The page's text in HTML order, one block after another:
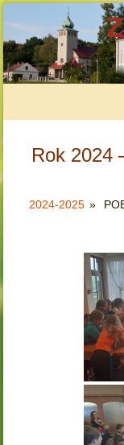
Rok 2024
2024-2025 »